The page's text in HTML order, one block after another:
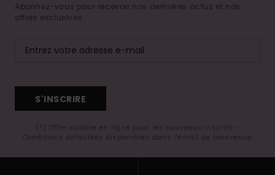
Abonnez-vous pour recevoir nos dernières actus et nos
offres exclusives.
S'INSCRIRE
(*) Offre valable en ligne pour les nouveaux inscrits -
Conditions détaillées disponibles dans l'email de bienvenue